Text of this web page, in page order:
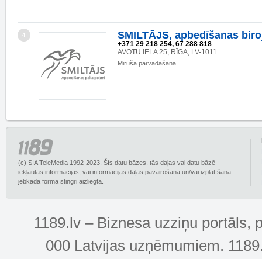
4 SMILTĀJS, apbedīšanas
+371 29 218 254, 67 288 818
AVOTU IELA 25, RĪGA, LV-1011
Mirušā pārvadāšana
(c) SIA TeleMedia 1992-2023. Šīs datu bāzes, tās daļas vai datu bāzē
iekļautās informācijas, vai informācijas daļas pavairošana un/vai izplatīšana
jebkādā formā stingri aizliegta.
1189.lv – Biznesa uzziņu portāls,
000 Latvijas uzņēmumiem.